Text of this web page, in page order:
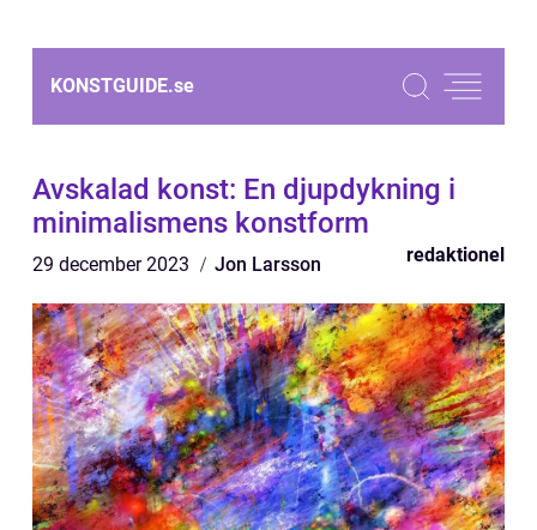
KONSTGUIDE.se
Avskalad konst: En djupdykning i
minimalismens konstform
29 december 2023 Jon Larsson redaktionel